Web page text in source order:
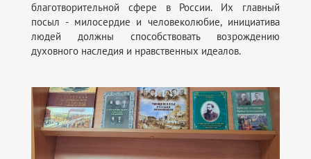
благотворительной сфере в России. Их главный
посыл - милосердие и человеколюбие, инициатива
людей должны способствовать возрождению
духовного наследия и нравственных идеалов.